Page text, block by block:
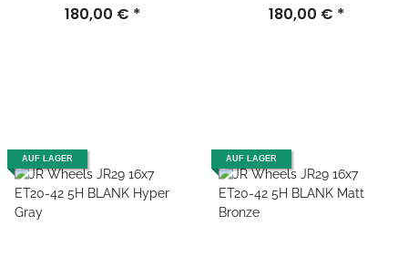
180,00 € * 180,00 € *
AUF LAGER AUF LAGER